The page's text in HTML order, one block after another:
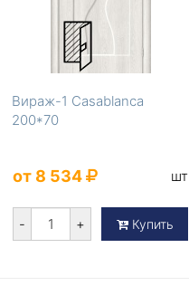
Вираж-1 Casablanca
200*70
от 8 534 шт
- + Купить